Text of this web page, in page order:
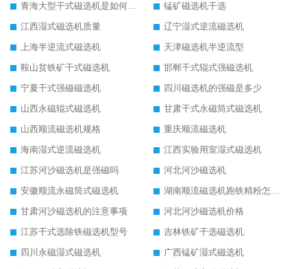
青海大型干式磁选机是如何选矿的
锰矿磁选机干选
江西湿式磁选机质量
辽宁湿式逆流磁选机
上海半逆流式磁选机
天津磁选机半逆流型
鞍山贫铁矿干式磁选机
邯郸干式辊式强磁选机
宁夏干式强磁磁选机
四川磁选机的强磁是多少
山西永磁辊式磁选机
甘肃干式永磁筒式磁选机
山西顺流磁选机规格
重庆顺流磁选机
海南湿式逆流磁选机
江西实验用室湿式磁选机
江苏河沙磁选机是强磁吗
河北河沙磁选机
安徽顺流永磁筒式磁选机
湖南顺流磁选机跑铁精粉怎么处理
甘肃河沙磁选机的注意事项
河北河沙磁选机价格
江苏干式选除铁磁选机型号
吉林铁矿干选磁选机
四川永磁湿式磁选机
广西锰矿湿式磁选机